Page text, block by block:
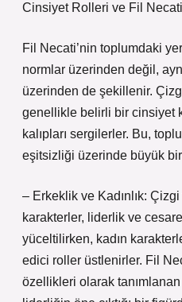
Cinsiyet Rolleri ve Fil Necati
Fil Necati’nin toplumdaki
normlar üzerinden değil,
üzerinden de şekillenir.
genellikle belirli bir cinsiyet
kalıpları sergilerler. Bu,
eşitsizliği üzerinde büyük
– Erkeklik ve Kadınlık:
karakterler, liderlik ve
yüceltilirken, kadın
edici roller üstlenirler. Fil
özellikleri olarak